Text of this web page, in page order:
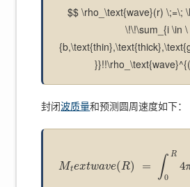
$$ \rho_\text{wave}(r) \;=\;
\!\!\sum_{i \in \
封闭波质量和预测圆周速度如下：
Mtextwave(R) = ∫ R
0
4